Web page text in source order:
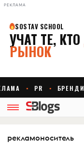
РЕКЛАМА
рекламоноситель